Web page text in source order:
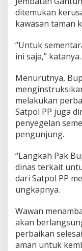
ditemukan
kawasan taman
“Untuk
ini saja,” katanya.
Menurutnya,
melakukan
Satpol PP juga
penyegelan
pengunjung.
“Langkah Pak
dinas terkait
dari Satpol PP
ungkapnya.
Wawan
akan
perbaikan
aman untuk